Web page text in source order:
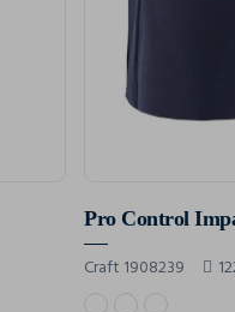
Pro Control
Craft 1908239